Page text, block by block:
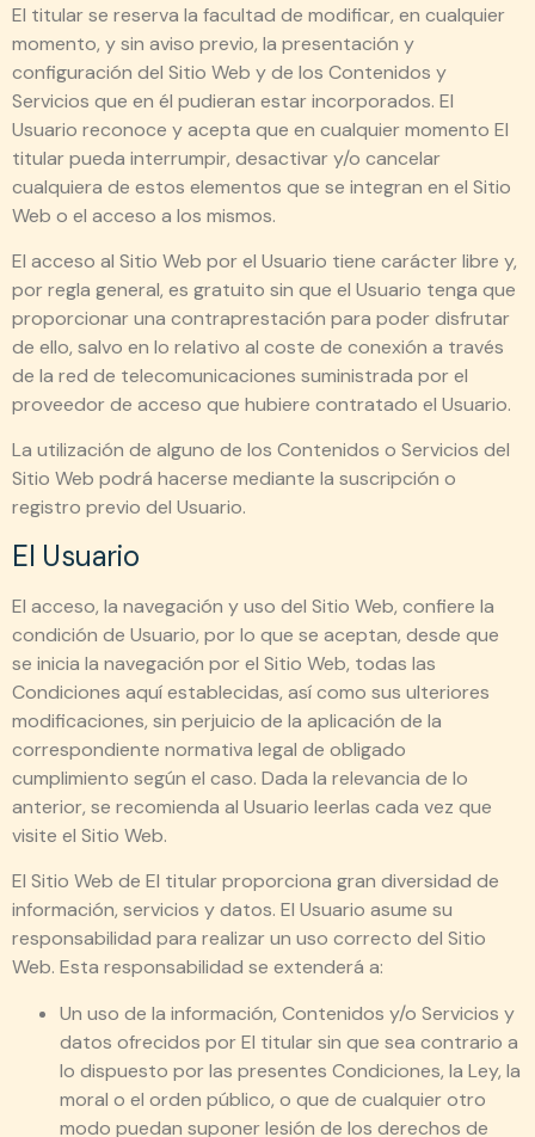
El titular se reserva la facultad de modificar, en cualquier
momento, y sin aviso previo, la presentación y
configuración del Sitio Web y de los Contenidos y
Servicios que en él pudieran estar incorporados. El
Usuario reconoce y acepta que en cualquier momento El
titular pueda interrumpir, desactivar y/o cancelar
cualquiera de estos elementos que se integran en el Sitio
Web o el acceso a los mismos.
El acceso al Sitio Web por el Usuario tiene carácter libre y,
por regla general, es gratuito sin que el Usuario tenga que
proporcionar una contraprestación para poder disfrutar
de ello, salvo en lo relativo al coste de conexión a través
de la red de telecomunicaciones suministrada por el
proveedor de acceso que hubiere contratado el Usuario.
La utilización de alguno de los Contenidos o Servicios del
Sitio Web podrá hacerse mediante la suscripción o
registro previo del Usuario.
El Usuario
El acceso, la navegación y uso del Sitio Web, confiere la
condición de Usuario, por lo que se aceptan, desde que
se inicia la navegación por el Sitio Web, todas las
Condiciones aquí establecidas, así como sus ulteriores
modificaciones, sin perjuicio de la aplicación de la
correspondiente normativa legal de obligado
cumplimiento según el caso. Dada la relevancia de lo
anterior, se recomienda al Usuario leerlas cada vez que
visite el Sitio Web.
El Sitio Web de El titular proporciona gran diversidad de
información, servicios y datos. El Usuario asume su
responsabilidad para realizar un uso correcto del Sitio
Web. Esta responsabilidad se extenderá a:
Un uso de la información, Contenidos y/o Servicios y
datos ofrecidos por El titular sin que sea contrario a
lo dispuesto por las presentes Condiciones, la Ley, la
moral o el orden público, o que de cualquier otro
modo puedan suponer lesión de los derechos de